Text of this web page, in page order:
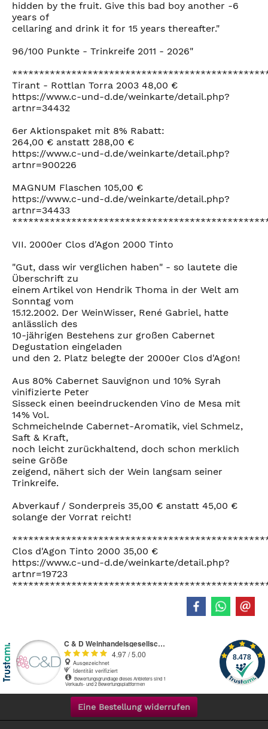
hidden by the fruit. Give this bad boy another -6
years of
cellaring and drink it for 15 years thereafter."
96/100 Punkte - Trinkreife 2011 - 2026"
Tirant - Rottlan Torra 2003 48,00 €
https://www.c-und-d.de/weinkarte/detail.php?
artnr=34432
6er Aktionspaket mit 8% Rabatt:
264,00 € anstatt 288,00 €
https://www.c-und-d.de/weinkarte/detail.php?
artnr=900226
MAGNUM Flaschen 105,00 €
https://www.c-und-d.de/weinkarte/detail.php?
artnr=34433
VII. 2000er Clos d'Agon 2000 Tinto
"Gut, dass wir verglichen haben" - so lautete die
Überschrift zu
einem Artikel von Hendrik Thoma in der Welt am
Sonntag vom
15.12.2002. Der WeinWisser, René Gabriel, hatte
anlässlich des
10-jährigen Bestehens zur großen Cabernet
Degustation eingeladen
und den 2. Platz belegte der 2000er Clos d'Agon!
Aus 80% Cabernet Sauvignon und 10% Syrah
vinifizierte Peter
Sisseck einen beeindruckenden Vino de Mesa mit
14% Vol.
Schmeichelnde Cabernet-Aromatik, viel Schmelz,
Saft & Kraft,
noch leicht zurückhaltend, doch schon merklich
seine Größe
zeigend, nähert sich der Wein langsam seiner
Trinkreife.
Abverkauf / Sonderpreis 35,00 € anstatt 45,00 €
solange der Vorrat reicht!
Clos d'Agon Tinto 2000 35,00 €
https://www.c-und-d.de/weinkarte/detail.php?
artnr=19723
Eine Bestellung widerrufen